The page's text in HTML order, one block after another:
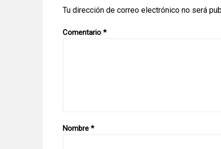
Tu dirección de correo electrónico no será
Comentario *
Nombre *